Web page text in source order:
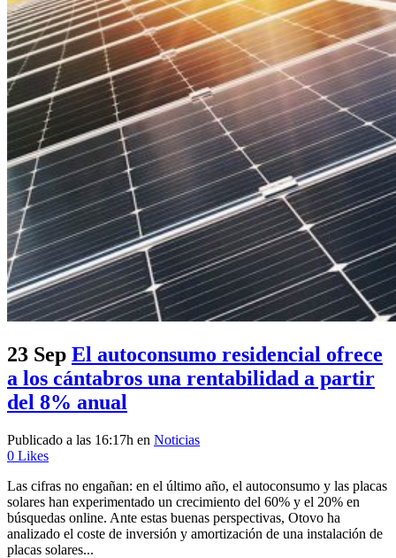
23 Sep El autoconsumo residencial ofrece
a los cántabros una rentabilidad a partir
del 8% anual
Publicado a las 16:17h en Noticias
0 Likes
Las cifras no engañan: en el último año, el autoconsumo y las placas
solares han experimentado un crecimiento del 60% y el 20% en
búsquedas online. Ante estas buenas perspectivas, Otovo ha
analizado el coste de inversión y amortización de una instalación de
placas solares...